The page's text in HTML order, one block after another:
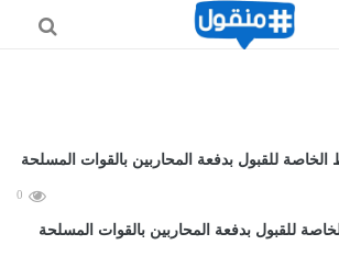
0
للقبول بدفعة المحاربين بالقوات المسلحة